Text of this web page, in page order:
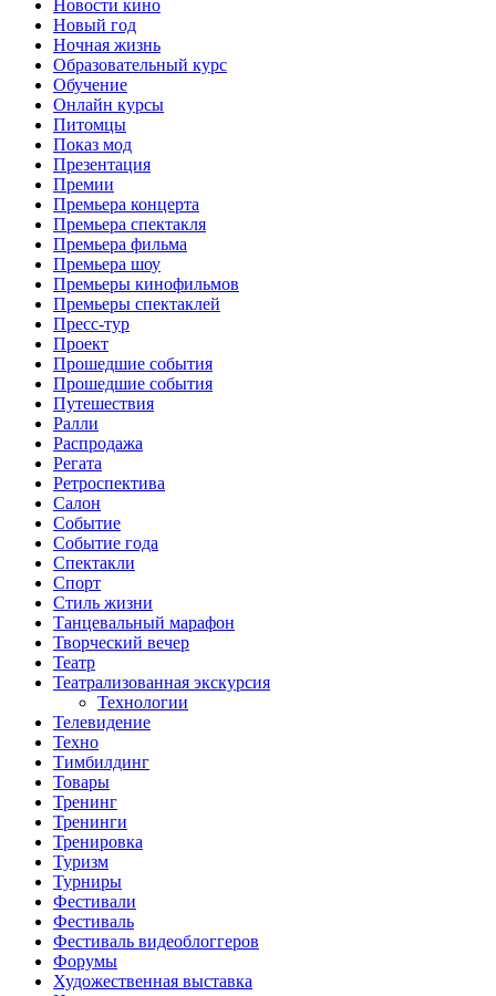
Новости кино
Новый год
Ночная жизнь
Образовательный курс
Обучение
Онлайн курсы
Питомцы
Показ мод
Презентация
Премии
Премьера концерта
Премьера спектакля
Премьера фильма
Премьера шоу
Премьеры кинофильмов
Премьеры спектаклей
Пресс-тур
Проект
Прошедшие события
Прошедшие события
Путешествия
Ралли
Распродажа
Регата
Ретроспектива
Салон
Событие
Событие года
Спектакли
Спорт
Стиль жизни
Танцевальный марафон
Творческий вечер
Театр
Театрализованная экскурсия
Технологии
Телевидение
Техно
Тимбилдинг
Товары
Тренинг
Тренинги
Тренировка
Туризм
Турниры
Фестивали
Фестиваль
Фестиваль видеоблоггеров
Форумы
Художественная выставка